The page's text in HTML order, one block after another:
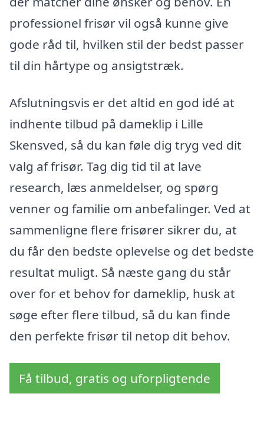
professionel frisør vil også kunne give
gode råd til, hvilken stil der bedst passer
til din hårtype og ansigtstræk.
Afslutningsvis er det altid en god idé at
indhente tilbud på dameklip i Lille
Skensved, så du kan føle dig tryg ved dit
valg af frisør. Tag dig tid til at lave
research, læs anmeldelser, og spørg
venner og familie om anbefalinger. Ved at
sammenligne flere frisører sikrer du, at
du får den bedste oplevelse og det bedste
resultat muligt. Så næste gang du står
over for et behov for dameklip, husk at
søge efter flere tilbud, så du kan finde
den perfekte frisør til netop dit behov.
Få tilbud, gratis og uforpligtende